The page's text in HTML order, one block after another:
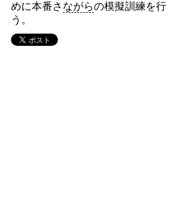
めに本番さ ながらの模擬訓練を行
う。